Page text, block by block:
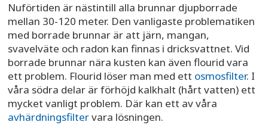
Nuförtiden är nästintill alla brunnar djupborrade
mellan 30-120 meter. Den vanligaste problematiken
med borrade brunnar är att järn, mangan,
svavelväte och radon kan finnas i dricksvattnet. Vid
borrade brunnar nära kusten kan även flourid vara
ett problem. Flourid löser man med ett osmosfilter. I
våra södra delar är förhöjd kalkhalt (hårt vatten) ett
mycket vanligt problem. Där kan ett av våra
avhärdningsfiltervara lösningen.